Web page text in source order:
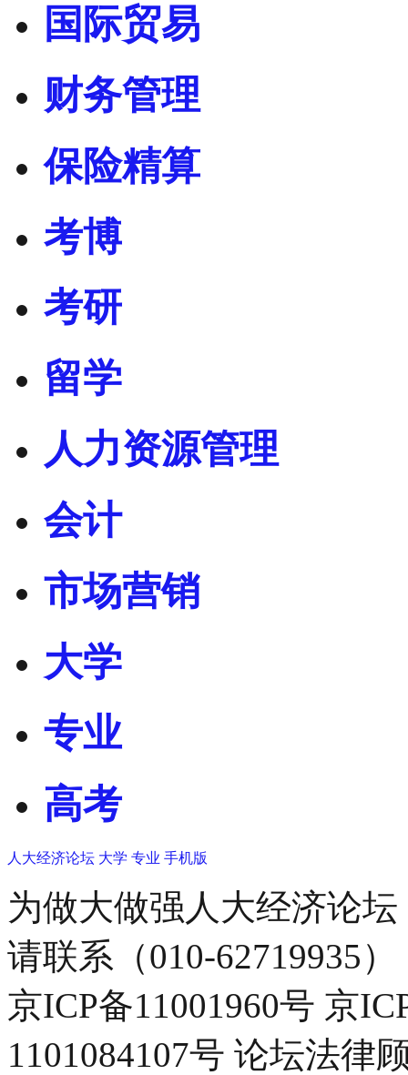
国际贸易
财务管理
保险精算
考博
考研
留学
人力资源管理
会计
市场营销
大学
专业
高考
人大经济论坛 大学 专业 手机版
为做大做强人大经济论
请联系（010-62719935）
京ICP备11001960号 京
1101084107号 论坛法律